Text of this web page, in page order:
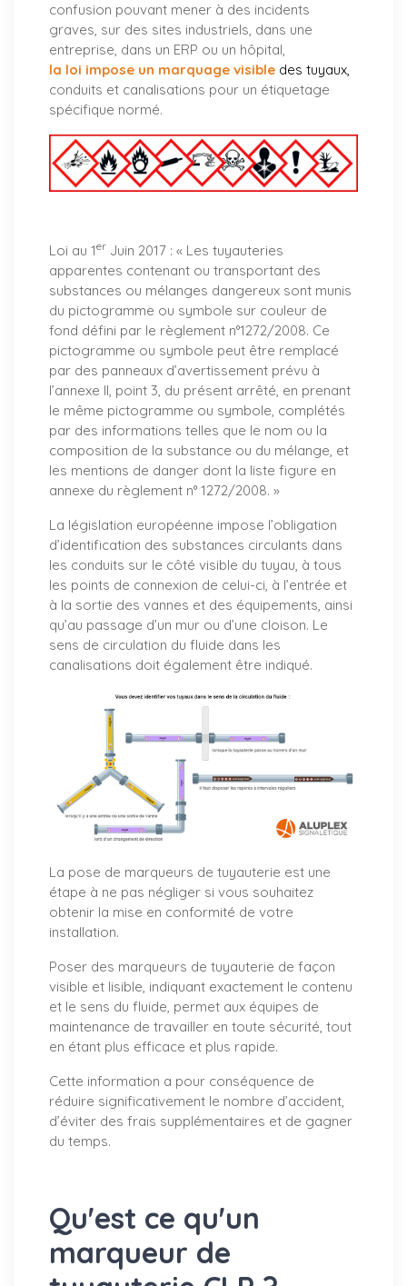
confusion pouvant mener à des incidents
graves, sur des sites industriels, dans une
entreprise, dans un ERP ou un hôpital,
la loi impose un marquage visible des tuyaux,
conduits et canalisations pour un étiquetage
spécifique normé.
Loi au 1er Juin 2017 : « Les tuyauteries
apparentes contenant ou transportant des
substances ou mélanges dangereux sont munis
du pictogramme ou symbole sur couleur de
fond défini par le règlement n°1272/2008. Ce
pictogramme ou symbole peut être remplacé
par des panneaux d’avertissement prévu à
l’annexe II, point 3, du présent arrêté, en prenant
le même pictogramme ou symbole, complétés
par des informations telles que le nom ou la
composition de la substance ou du mélange, et
les mentions de danger dont la liste figure en
annexe du règlement n° 1272/2008. »
La législation européenne impose l’obligation
d’identification des substances circulants dans
les conduits sur le côté visible du tuyau, à tous
les points de connexion de celui-ci, à l’entrée et
à la sortie des vannes et des équipements, ainsi
qu’au passage d’un mur ou d’une cloison. Le
sens de circulation du fluide dans les
canalisations doit également être indiqué.
La pose de marqueurs de tuyauterie est une
étape à ne pas négliger si vous souhaitez
obtenir la mise en conformité de votre
installation.
Poser des marqueurs de tuyauterie de façon
visible et lisible, indiquant exactement le contenu
et le sens du fluide, permet aux équipes de
maintenance de travailler en toute sécurité, tout
en étant plus efficace et plus rapide.
Cette information a pour conséquence de
réduire significativement le nombre d’accident,
d’éviter des frais supplémentaires et de gagner
du temps.
Qu'est ce qu'un
marqueur de